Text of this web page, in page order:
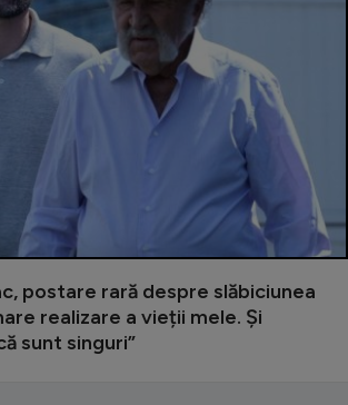
postare rară despre slăbiciunea
realizare a vieții mele. Și
sunt singuri”